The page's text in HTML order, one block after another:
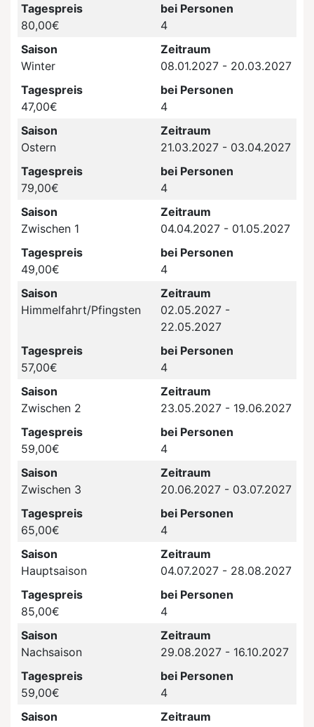
Tagespreis
80,00€
bei Personen
4
Saison
Winter
Zeitraum
08.01.2027 - 20.03.2027
Tagespreis
47,00€
bei Personen
4
Saison
Ostern
Zeitraum
21.03.2027 - 03.04.2027
Tagespreis
79,00€
bei Personen
4
Saison
Zwischen 1
Zeitraum
04.04.2027 - 01.05.2027
Tagespreis
49,00€
bei Personen
4
Saison
Himmelfahrt/Pfingsten
Zeitraum
02.05.2027 -
22.05.2027
Tagespreis
57,00€
bei Personen
4
Saison
Zwischen 2
Zeitraum
23.05.2027 - 19.06.2027
Tagespreis
59,00€
bei Personen
4
Saison
Zwischen 3
Zeitraum
20.06.2027 - 03.07.2027
Tagespreis
65,00€
bei Personen
4
Saison
Hauptsaison
Zeitraum
04.07.2027 - 28.08.2027
Tagespreis
85,00€
bei Personen
4
Saison
Nachsaison
Zeitraum
29.08.2027 - 16.10.2027
Tagespreis
59,00€
bei Personen
4
Saison
Zeitraum